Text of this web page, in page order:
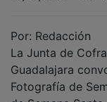
La Junta de
Guadalajara
Fotografía de
de Semana